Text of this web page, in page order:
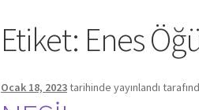
Etiket: Enes
Ocak 18, 2023tarihinde yayınlandı